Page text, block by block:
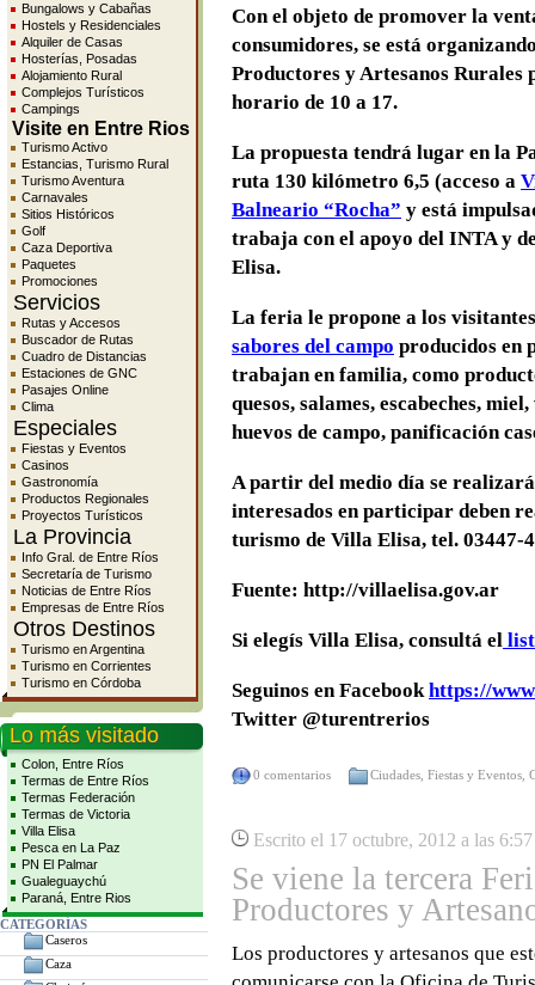
Bungalows y Cabañas
Hostels y Residenciales
Alquiler de Casas
Hosterías, Posadas
Alojamiento Rural
Complejos Turísticos
Campings
Visite en Entre Rios
Turismo Activo
Estancias, Turismo Rural
Turismo Aventura
Carnavales
Sitios Históricos
Golf
Caza Deportiva
Paquetes
Promociones
Servicios
Rutas y Accesos
Buscador de Rutas
Cuadro de Distancias
Estaciones de GNC
Pasajes Online
Clima
Especiales
Fiestas y Eventos
Casinos
Gastronomía
Productos Regionales
Proyectos Turísticos
La Provincia
Info Gral. de Entre Ríos
Secretaría de Turismo
Noticias de Entre Ríos
Empresas de Entre Ríos
Otros Destinos
Turismo en Argentina
Turismo en Corrientes
Turismo en Córdoba
Lo más visitado
Colon, Entre Ríos
Termas de Entre Ríos
Termas Federación
Termas de Victoria
Villa Elisa
Pesca en La Paz
PN El Palmar
Gualeguaychú
Paraná, Entre Rios
CATEGORÍAS
Caseros
Caza
Con el objeto de promover la
consumidores, se está
Productores y Artesanos Rurales
horario de 10 a 17.
La propuesta tendrá lugar en la
ruta 130 kilómetro 6,5 (acceso a
Balneario “Rocha” y está
trabaja con el apoyo del INTA y
Elisa.
La feria le propone a los
sabores del campo producidos en
trabajan en familia, como
quesos, salames, escabeches,
huevos de campo, panificación
A partir del medio día se
interesados en participar deben
turismo de Villa Elisa, tel. 03447-
Fuente: http://villaelisa.gov.ar
Si elegís Villa Elisa, consultá el
Seguinos en Facebookhttps://
Twitter @turentrerios
0 comentarios Ciudades Fiestas y Eventos
Escrito el 17 octubre, 2012 a las
Se viene la tercera
Productores y
Los productores y artesanos que